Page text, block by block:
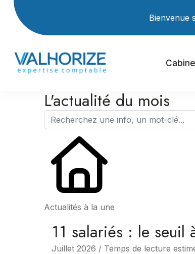
Bienvenue sur
L'actualité du mois
Actualités à la une
11 salariés : le
Juillet 2026 / Temps de lecture